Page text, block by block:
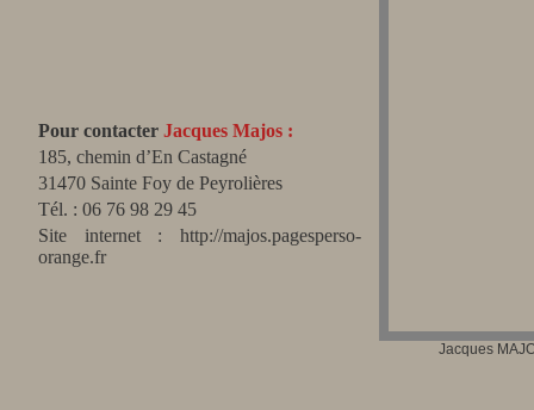
Jacques
Pour contacter Jacques Majos :
185, chemin d’En Castagné
31470 Sainte Foy de Peyrolières
Tél. : 06 76 98 29 45
Site internet : http://majos.pagesperso-
orange.fr